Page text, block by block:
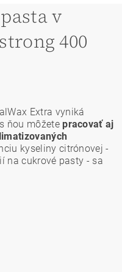
v
400
Extra vyniká
ňou môžete pracovať aj
kyseliny citrónovej -
na cukrové pasty - sa